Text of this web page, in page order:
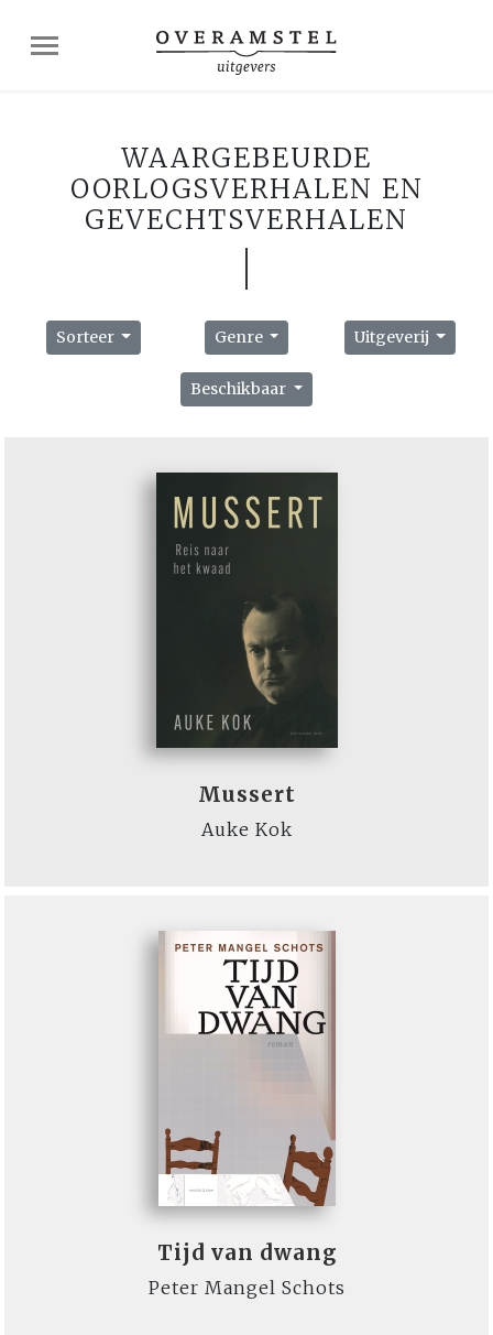
WAARGEBEURDE
OORLOGSVERHALEN EN
GEVECHTSVERHALEN
Sorteer Genre Uitgeverij
Beschikbaar
Mussert
Auke Kok
Tijd van dwang
Peter Mangel Schots